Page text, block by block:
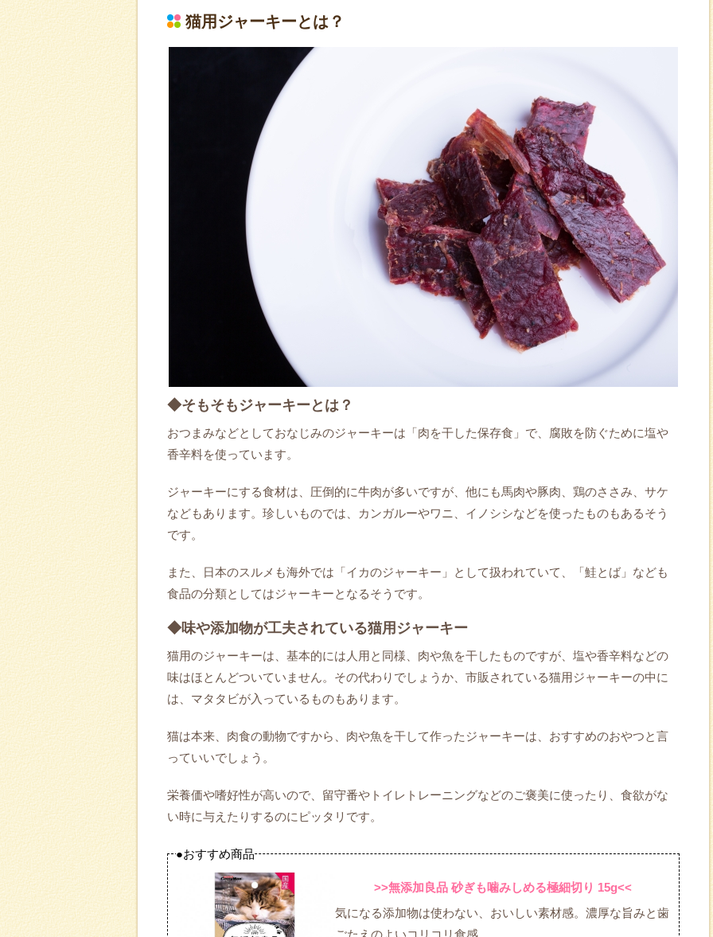
猫用ジャーキーとは？
◆そもそもジャーキーとは？
おつまみなどとしておなじみのジャーキーは「肉を干した保存食」で、腐敗を防ぐために塩や
香辛料を使っています。
ジャーキーにする食材は、圧倒的に牛肉が多いですが、他にも馬肉や豚肉、鶏のささみ、サケ
などもあります。珍しいものでは、カンガルーやワニ、イノシシなどを使ったものもあるそう
です。
また、日本のスルメも海外では「イカのジャーキー」として扱われていて、「鮭とば」なども
食品の分類としてはジャーキーとなるそうです。
◆味や添加物が工夫されている猫用ジャーキー
猫用のジャーキーは、基本的には人用と同様、肉や魚を干したものですが、塩や香辛料などの
味はほとんどついていません。その代わりでしょうか、市販されている猫用ジャーキーの中に
は、マタタビが入っているものもあります。
猫は本来、肉食の動物ですから、肉や魚を干して作ったジャーキーは、おすすめのおやつと言
っていいでしょう。
栄養価や嗜好性が高いので、留守番やトイレトレーニングなどのご褒美に使ったり、食欲がな
い時に与えたりするのにピッタリです。
●おすすめ商品
>>無添加良品 砂ぎも噛みしめる極細切り 15g<<
気になる添加物は使わない、おいしい素材感。濃厚な旨みと歯
ごたえのよいコリコリ食感。